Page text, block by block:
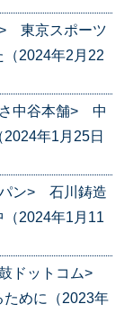
東京スポーツ
2024年2月22
中谷本舗> 中
年1月25日
ン> 石川鋳造
（2024年1月11
ドットコム>
めに（2023年